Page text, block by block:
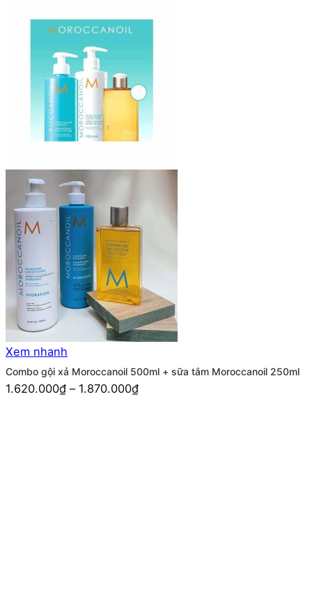
Xem nhanh
Combo gội xả Moroccanoil 500ml + sữa tắm Moroccanoil 250ml
1.620.000₫ – 1.870.000₫